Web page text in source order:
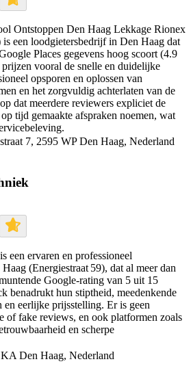
Ontstoppen Den Haag Lekkage Rionex
een loodgietersbedrijf in Den Haag dat
Places gegevens hoog scoort (4.9
vooral de snelle en duidelijke
opsporen en oplossen van
en het zorgvuldig achterlaten van de
dat meerdere reviewers expliciet de
tijd gemaakte afspraken noemen, wat
7, 2595 WP Den Haag, Nederland
een ervaren en professioneel
(Energiestraat 59), dat al meer dan
Google-rating van 5 uit 15
benadrukt hun stiptheid, meedenkende
en eerlijke prijsstelling. Er is geen
of fake reviews, en ook platformen zoals
en scherpe
Den Haag, Nederland